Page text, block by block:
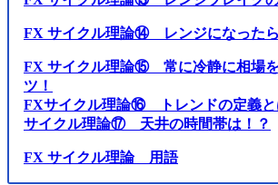
FX サイクル理論⑭ レンジになったら
FX サイクル理論⑮ 常に冷静に相場
ツ！
FXサイクル理論⑯ トレンドの定義と
サイクル理論⑰ 天井の時間帯は！？
FX サイクル理論 用語